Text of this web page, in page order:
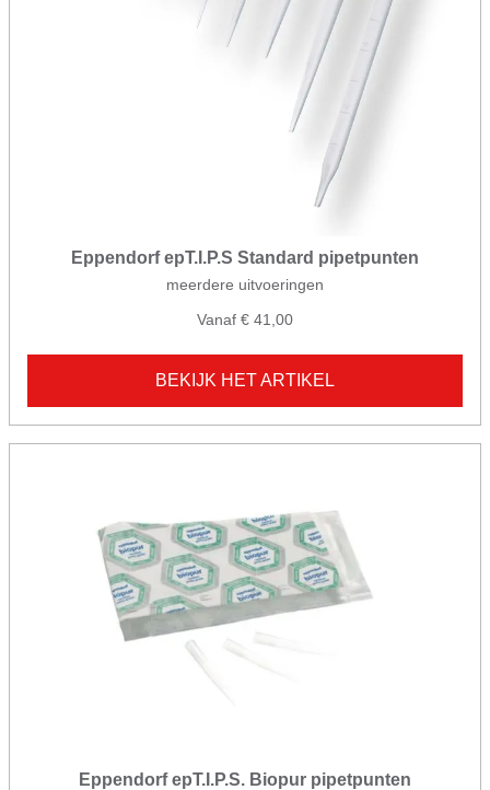
Eppendorf epT.I.P.S Standard pipetpunten
meerdere uitvoeringen
Vanaf € 41,00
BEKIJK HET ARTIKEL
Eppendorf epT.I.P.S. Biopur pipetpunten